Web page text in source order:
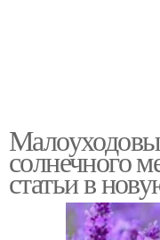
солнечного
статьи в